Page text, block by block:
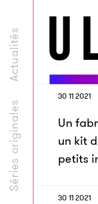
Séries originales
Actualités
30 11 2021
Un
un kit
petits
30 11 2021